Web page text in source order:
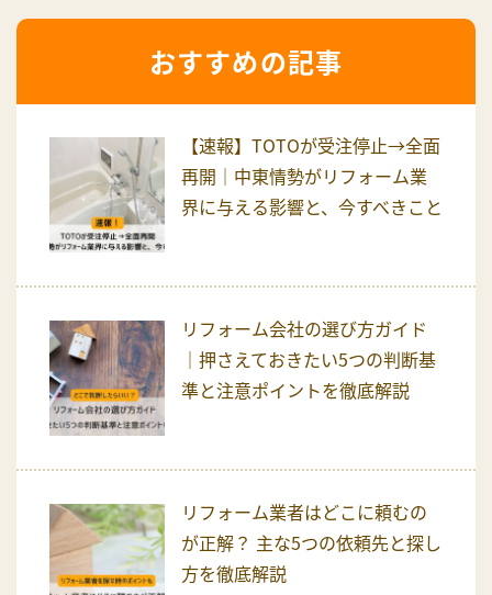
おすすめの記事
【速報】TOTOが受注停止→全面
再開｜中東情勢がリフォーム業
界に与える影響と、今すべきこと
リフォーム会社の選び方ガイド
｜押さえておきたい5つの判断基
準と注意ポイントを徹底解説
リフォーム業者はどこに頼むの
が正解？ 主な5つの依頼先と探し
方を徹底解説